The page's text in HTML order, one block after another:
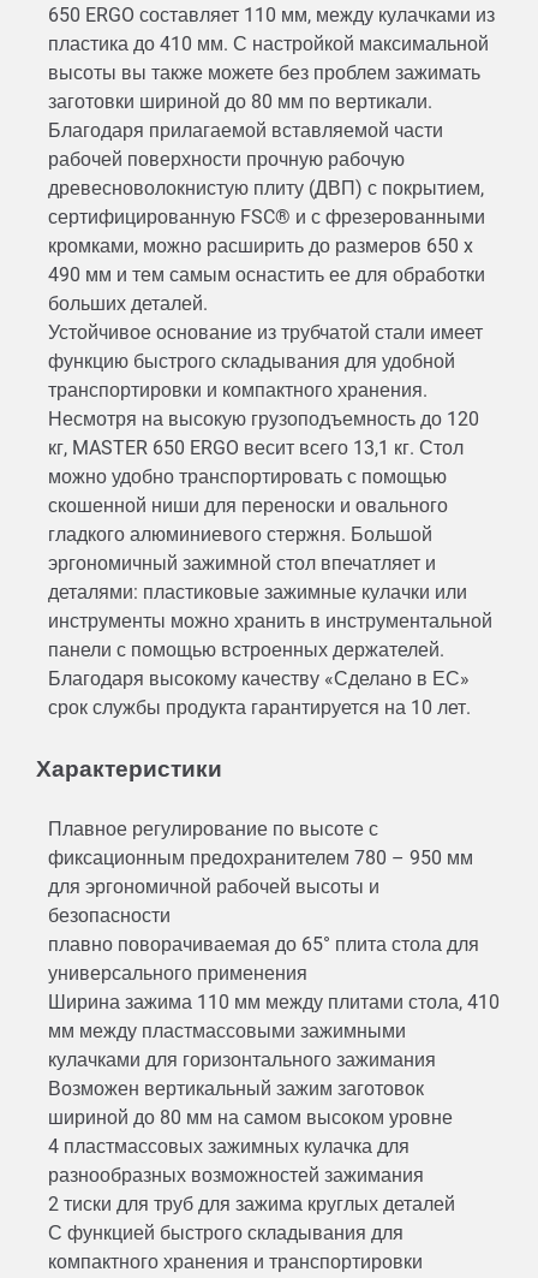
650 ERGO составляет 110 мм, между кулачками из
пластика до 410 мм. С настройкой максимальной
высоты вы также можете без проблем зажимать
заготовки шириной до 80 мм по вертикали.
Благодаря прилагаемой вставляемой части
рабочей поверхности прочную рабочую
древесноволокнистую плиту (ДВП) с покрытием,
сертифицированную FSC® и с фрезерованными
кромками, можно расширить до размеров 650 x
490 мм и тем самым оснастить ее для обработки
больших деталей.
Устойчивое основание из трубчатой ​​стали имеет
функцию быстрого складывания для удобной
транспортировки и компактного хранения.
Несмотря на высокую грузоподъемность до 120
кг, MASTER 650 ERGO весит всего 13,1 кг. Стол
можно удобно транспортировать с помощью
скошенной ниши для переноски и овального
гладкого алюминиевого стержня. Большой
эргономичный зажимной стол впечатляет и
деталями: пластиковые зажимные кулачки или
инструменты можно хранить в инструментальной
панели с помощью встроенных держателей.
Благодаря высокому качеству «Сделано в ЕС»
срок службы продукта гарантируется на 10 лет.
Характеристики
Плавное регулирование по высоте с
фиксационным предохранителем 780 – 950 мм
для эргономичной рабочей высоты и
безопасности
плавно поворачиваемая до 65° плита стола для
универсального применения
Ширина зажима 110 мм между плитами стола, 410
мм между пластмассовыми зажимными
кулачками для горизонтального зажимания
Возможен вертикальный зажим заготовок
шириной до 80 мм на самом высоком уровне
4 пластмассовых зажимных кулачка для
разнообразных возможностей зажимания
2 тиски для труб для зажима круглых деталей
С функцией быстрого складывания для
компактного хранения и транспортировки